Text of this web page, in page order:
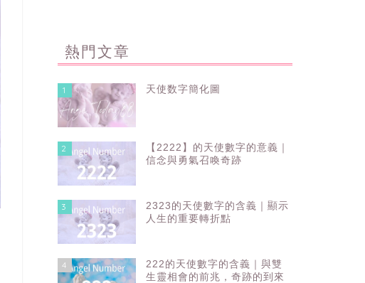
熱門文章
1 天使数字簡化圖
2
【2222】的天使數字的意義｜
信念與勇氣召喚奇跡
3
2323的天使數字的含義｜顯示
人生的重要轉折點
4
222的天使數字的含義｜與雙
生靈相會的前兆，奇跡的到來